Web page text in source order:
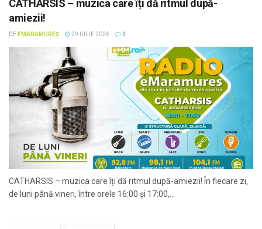
CATHARSIS – muzica care îți dă ritmul după-
amiezii!
DE EMARAMUREȘ 29 IULIE 2026 0
CATHARSIS – muzica care îți dă ritmul după-amiezii! În fiecare zi,
de luni până vineri, între orele 16:00 și 17:00,...